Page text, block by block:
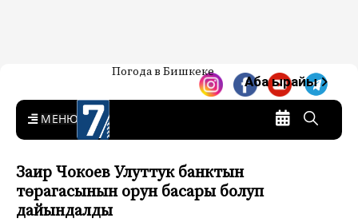
7-канал. Жаңылыктар —
Кыргызстан
Жаңылыктар — Кыргызстан
Погода в Бишкеке
Аба ырайы
MENU
Заир Чокоев Улуттук банктын
төрагасынын орун басары болуп
дайындалды